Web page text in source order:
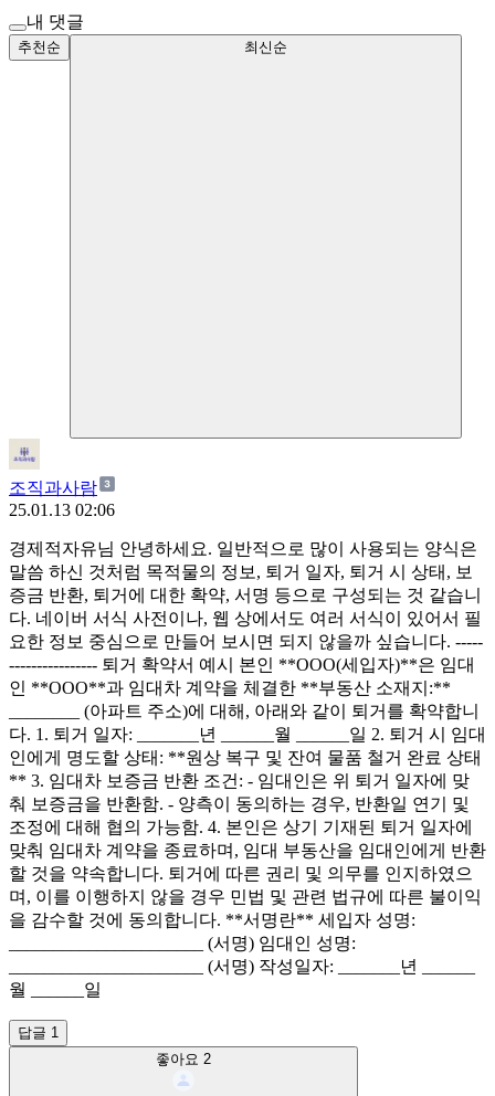
내 댓글
추천순 최신순
조직과사람
25.01.13 02:06
경제적자유님 안녕하세요. 일반적으로 많이 사용되는 양식은
말씀 하신 것처럼 목적물의 정보, 퇴거 일자, 퇴거 시 상태, 보
증금 반환, 퇴거에 대한 확약, 서명 등으로 구성되는 것 같습니
다. 네이버 서식 사전이나, 웹 상에서도 여러 서식이 있어서 필
요한 정보 중심으로 만들어 보시면 되지 않을까 싶습니다. -----
---------------- 퇴거 확약서 예시 본인 **OOO(세입자)**은 임대
인 **OOO**과 임대차 계약을 체결한 **부동산 소재지:**
________ (아파트 주소)에 대해, 아래와 같이 퇴거를 확약합니
다. 1. 퇴거 일자: _______년 ______월 ______일 2. 퇴거 시 임대
인에게 명도할 상태: **원상 복구 및 잔여 물품 철거 완료 상태
** 3. 임대차 보증금 반환 조건: - 임대인은 위 퇴거 일자에 맞
춰 보증금을 반환함. - 양측이 동의하는 경우, 반환일 연기 및
조정에 대해 협의 가능함. 4. 본인은 상기 기재된 퇴거 일자에
맞춰 임대차 계약을 종료하며, 임대 부동산을 임대인에게 반환
할 것을 약속합니다. 퇴거에 따른 권리 및 의무를 인지하였으
며, 이를 이행하지 않을 경우 민법 및 관련 법규에 따른 불이익
을 감수할 것에 동의합니다. **서명란** 세입자 성명:
______________________ (서명) 임대인 성명:
______________________ (서명) 작성일자: _______년 ______
월 ______일
답글 1
좋아요 2